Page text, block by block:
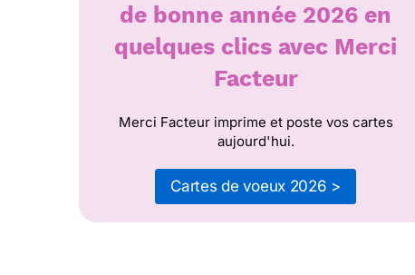
de bonne année 2026 en
quelques clics avec Merci
Facteur
Merci Facteur imprime et poste vos cartes
aujourd'hui.
Cartes de voeux 2026 >